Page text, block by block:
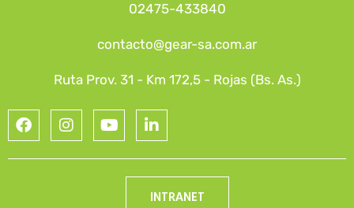
02475-433840
contacto@gear-sa.com.ar
Ruta Prov. 31 - Km 172,5 - Rojas (Bs. As.)
INTRANET